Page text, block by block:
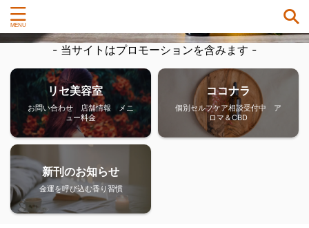
- 当サイトはプロモーションを含みます -
リセ美容室
お問い合わせ 店舗情報 メニ
ュー料金
ココナラ
個別セルフケア相談受付中 ア
ロマ＆CBD
新刊のお知らせ
金運を呼び込む香り習慣